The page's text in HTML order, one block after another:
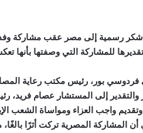
شكر رسمية إلى مصر عقب مشاركة
للمشاركة التي وصفتها بأنها
بور، رئيس مكتب رعاية
والتقدير إلى المستشار عصام
واجب العزاء ومواساة الشعب
أن المشاركة المصرية تركت أثرًا